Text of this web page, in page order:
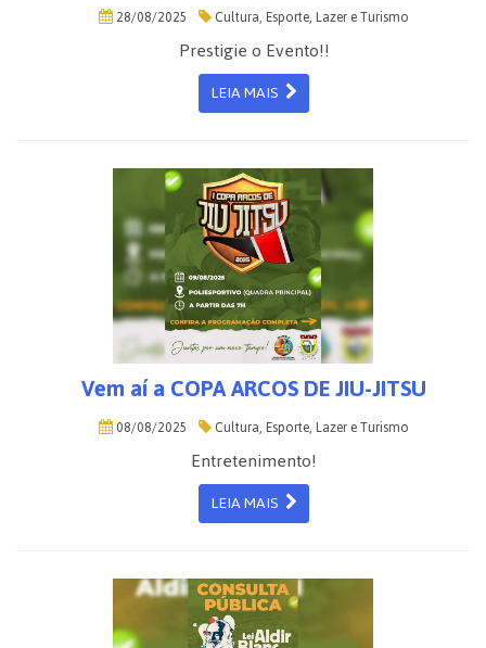
28/08/2025 Cultura, Esporte, Lazer e Turismo
Prestigie o Evento!!
LEIA MAIS
Vem aí a COPA ARCOS DE JIU-JITSU
08/08/2025 Cultura, Esporte, Lazer e Turismo
Entretenimento!
LEIA MAIS